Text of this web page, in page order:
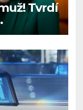
Tvrdí
bude